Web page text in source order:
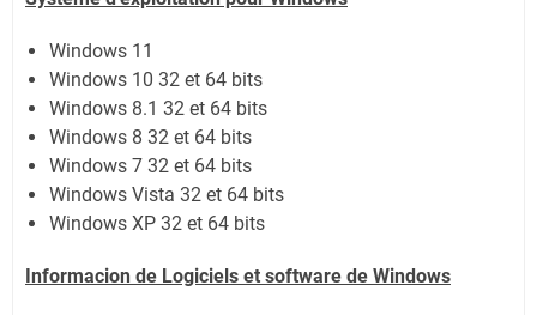
Windows 11
Windows 10 32 et 64 bits
Windows 8.1 32 et 64 bits
Windows 8 32 et 64 bits
Windows 7 32 et 64 bits
Windows Vista 32 et 64 bits
Windows XP 32 et 64 bits
Informacion de Logiciels et software de Windows